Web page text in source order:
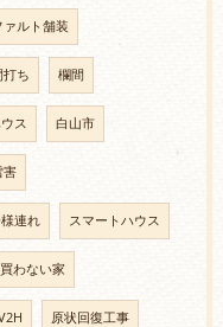
ァルト舗装
打ち 欄間
ス 白山市
害
連れ スマートハウス
わない家
原状回復工事